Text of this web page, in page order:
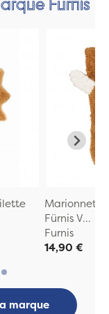
Fürnis V...
Furnis
14,90 €
marque